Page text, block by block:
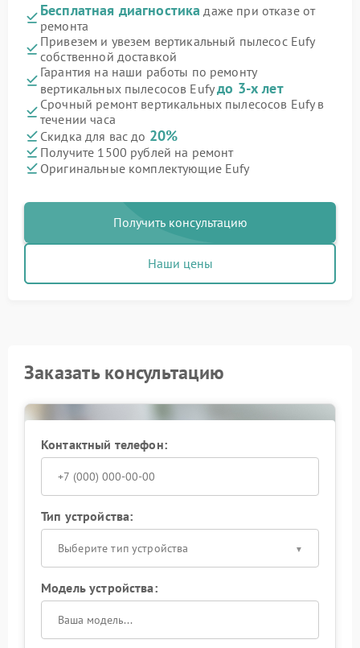
Бесплатная диагностика даже при отказе от
ремонта
Привезем и увезем вертикальный пылесос Eufy
собственной доставкой
Гарантия на наши работы по ремонту
вертикальных пылесосов Eufyдо 3-х лет
Срочный ремонт вертикальных пылесосов Eufy в
течении часа
Скидка для вас до 20%
Получите 1500 рублей на ремонт
Оригинальные комплектующие Eufy
Получить консультацию
Наши цены
Заказать консультацию
Контактный телефон:
Тип устройства:
Выберите тип устройства
Модель устройства: